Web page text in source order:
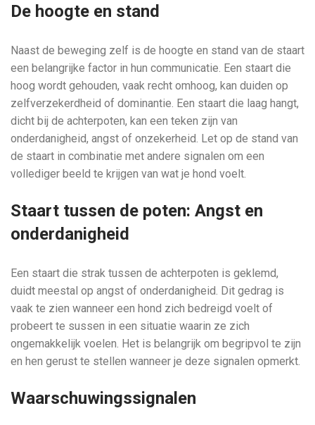
De hoogte en stand
Naast de beweging zelf is de hoogte en stand van de staart
een belangrijke factor in hun communicatie. Een staart die
hoog wordt gehouden, vaak recht omhoog, kan duiden op
zelfverzekerdheid of dominantie. Een staart die laag hangt,
dicht bij de achterpoten, kan een teken zijn van
onderdanigheid, angst of onzekerheid. Let op de stand van
de staart in combinatie met andere signalen om een
vollediger beeld te krijgen van wat je hond voelt.
Staart tussen de poten: Angst en
onderdanigheid
Een staart die strak tussen de achterpoten is geklemd,
duidt meestal op angst of onderdanigheid. Dit gedrag is
vaak te zien wanneer een hond zich bedreigd voelt of
probeert te sussen in een situatie waarin ze zich
ongemakkelijk voelen. Het is belangrijk om begripvol te zijn
en hen gerust te stellen wanneer je deze signalen opmerkt.
Waarschuwingssignalen